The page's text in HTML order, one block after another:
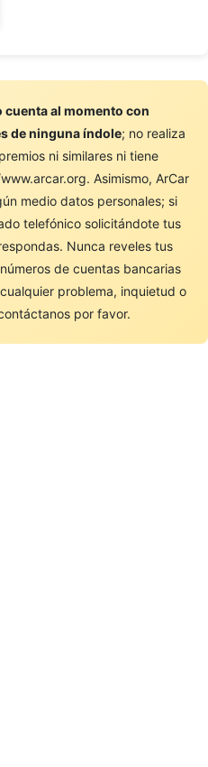
cuenta al momento con
de ninguna índole; no realiza
ni similares ni tiene
Asimismo, ArCar
medio datos personales; si
telefónico solicitándote tus
Nunca reveles tus
de cuentas bancarias
problema, inquietud o
por favor.